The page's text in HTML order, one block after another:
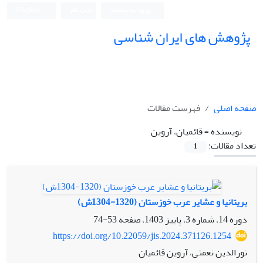
پژوهش های ایران شناسی
صفحه اصلی
فهرست مقالات
نویسنده =قائمیان، آروین
تعداد مقالات:
1
بریتانیا و عشایر عرب خوزستان (1320-1304ش)
دوره 14، شماره 3، پاییز 1403، صفحه
53-74
https://doi.org/10.22059/jis.2024.371126.1254
نورالدین نعمتی، آروین قائمیان